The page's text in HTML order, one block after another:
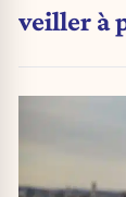
veiller à